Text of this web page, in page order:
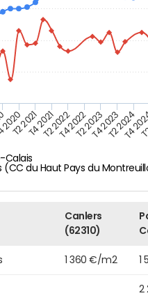
Calais
(CC du Haut Pays du
T2 2021T4 2021T2 2022T4 2022T2 2023T4 2023T2 2024
T4
Canlers
(62310)
1 360 €/m2
2